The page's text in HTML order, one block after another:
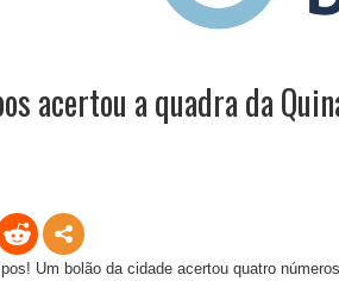
acertou a quadra da
Um bolão da cidade acertou quatro